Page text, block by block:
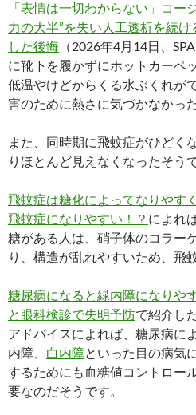
「表情は一切わからない」コー
力の大半”を失い人工透析を続
した後悔 （2026年4月14日、
に靴下を履かずにホットカーペ
低温やけどからくる水ぶくれが
害のために熱さに気づかなかっ
また、同時期に飛蚊症がひどく
りほとんど見えなくなったそうで
飛蚊症は糖化によってなりやす
飛蚊症になりやすい！？ によれ
糖がある人は、硝子体のコラー
り、構造が乱れやすいため、飛
糖尿病になると緑内障になりや
と眼科検診で失明予防で紹介し
アドバイスによれば、糖尿病に
内障、 白内障といった目の病気
するためにも血糖値コントロー
要なのだそうです。